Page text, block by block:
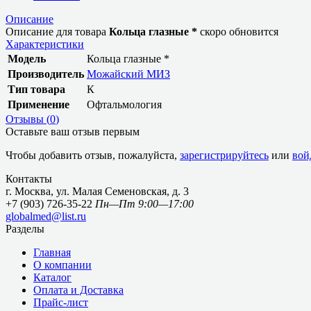
Описание
Описание для товара Кольца глазные * скоро обновится
Характеристики
Модель
Кольца глазные *
Производитель Можайский МИЗ
Тип товара
К
Применение
Офтальмология
Отзывы (0)
Оставьте ваш отзыв первым
Чтобы добавить отзыв, пожалуйста, зарегистрируйтесь или
Контакты
г. Москва, ул. Малая Семеновская, д. 3
+7 (903) 726-35-22 Пн—Пт 9:00—17:00
globalmed@list.ru
Разделы
Главная
О компании
Каталог
Оплата и Доставка
Прайс-лист